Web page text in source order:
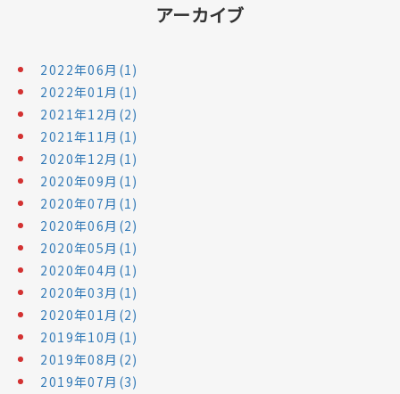
アーカイブ
2022年06月(1)
2022年01月(1)
2021年12月(2)
2021年11月(1)
2020年12月(1)
2020年09月(1)
2020年07月(1)
2020年06月(2)
2020年05月(1)
2020年04月(1)
2020年03月(1)
2020年01月(2)
2019年10月(1)
2019年08月(2)
2019年07月(3)